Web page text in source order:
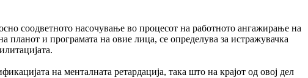
соодветното насочување во процесот на работното ангажирање на
планот и програмата на овие лица, се определува за истражувачка
на менталната ретардација, така што на крајот од овој дел